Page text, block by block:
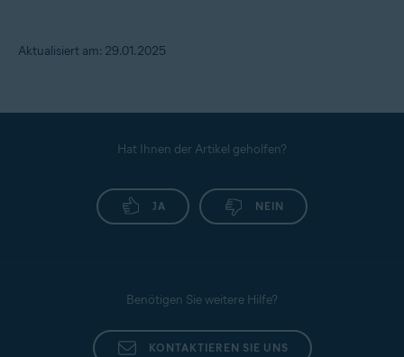
Aktualisiert am: 29.01.2025
Hat Ihnen der Artikel geholfen?
JA NEIN
Benötigen Sie weitere Hilfe?
KONTAKTIEREN SIE UNS